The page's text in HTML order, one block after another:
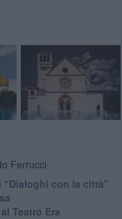
Ferrucci
“Dialoghi con la città"
Teatro Era